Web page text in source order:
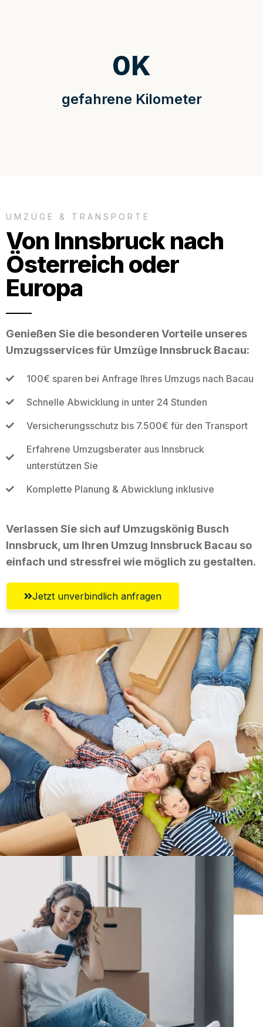
gefahrene Kilometer
0K
UMZÜGE & TRANSPORTE
Von Innsbruck nach
Österreich oder
Europa
Genießen Sie die besonderen Vorteile unseres
Umzugsservices für Umzüge Innsbruck Bacau:
100€ sparen bei Anfrage Ihres Umzugs nach Bacau
Schnelle Abwicklung in unter 24 Stunden
Versicherungsschutz bis 7.500€ für den Transport
Erfahrene Umzugsberater aus Innsbruck
unterstützen Sie
Komplette Planung & Abwicklung inklusive
Verlassen Sie sich auf Umzugskönig Busch
Innsbruck, um Ihren Umzug Innsbruck Bacau so
einfach und stressfrei wie möglich zu gestalten.
Jetzt unverbindlich anfragen